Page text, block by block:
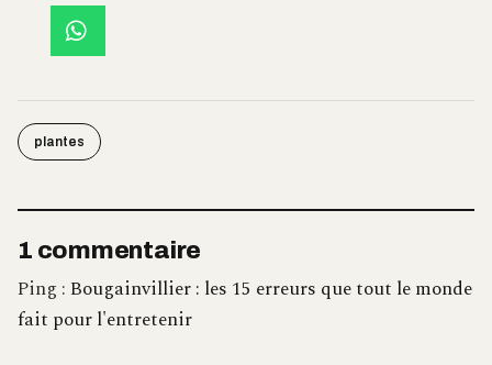
plantes
1 commentaire
Ping : Bougainvillier : les 15 erreurs que tout le monde
fait pour l'entretenir